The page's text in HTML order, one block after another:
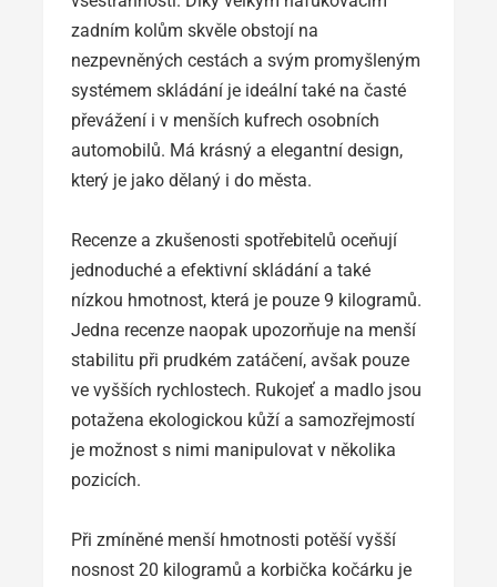
zadním kolům skvěle obstojí na
nezpevněných cestách a svým promyšleným
systémem skládání je ideální také na časté
převážení i v menších kufrech osobních
automobilů. Má krásný a elegantní design,
který je jako dělaný i do města.
Recenze a zkušenosti spotřebitelů oceňují
jednoduché a efektivní skládání a také
nízkou hmotnost, která je pouze 9 kilogramů.
Jedna recenze naopak upozorňuje na menší
stabilitu při prudkém zatáčení, avšak pouze
ve vyšších rychlostech. Rukojeť a madlo jsou
potažena ekologickou kůží a samozřejmostí
je možnost s nimi manipulovat v několika
pozicích.
Při zmíněné menší hmotnosti potěší vyšší
nosnost 20 kilogramů a korbička kočárku je